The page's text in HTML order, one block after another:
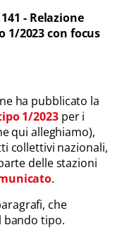
- Relazione
2023 con focus
ha pubblicato la
1/2023per i
qui alleghiamo),
collettivi nazionali,
delle stazioni
.
che
bando tipo.